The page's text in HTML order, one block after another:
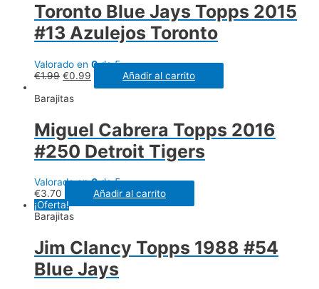
Toronto Blue Jays Topps 2015
#13 Azulejos Toronto
Valorado en 0de 5
€1.99 €0.99
Añadir al carrito
Barajitas
Miguel Cabrera Topps 2016
#250 Detroit Tigers
Valorado en0de 5
€3.70
Añadir al carrito
¡Oferta!
Barajitas
Jim Clancy Topps 1988 #54
Blue Jays